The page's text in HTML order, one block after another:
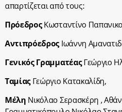
απαρτίζεται από τους:
ΠρόεδροςΚωσταντίνο
Αντιπρόεδρος Ιωάννη
Γενικός ΓραμματέαςΓεώργιο
Ταμίας Γεώργιο Κατακαλίδη,
Μέλη Νικόλαο Σερασκέρη ,